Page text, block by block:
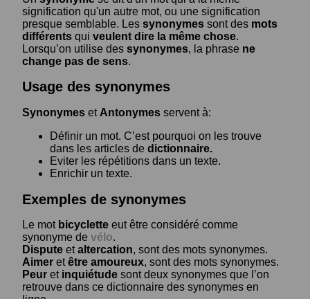
signification qu'un autre mot, ou une signification
presque semblable. Les synonymes sont des mots
différents qui veulent dire la même chose.
Lorsqu’on utilise des synonymes, la phrase ne
change pas de sens.
Usage des synonymes
Synonymes et Antonymes servent à:
Définir un mot. C’est pourquoi on les trouve
dans les articles de dictionnaire.
Eviter les répétitions dans un texte.
Enrichir un texte.
Exemples de synonymes
Le mot bicyclette eut être considéré comme
synonyme de vélo.
Dispute etaltercation, sont des mots synonymes.
Aimer etêtre amoureux, sont des mots synonymes.
Peur et inquiétude sont deux synonymes que l’on
retrouve dans ce dictionnaire des synonymes en